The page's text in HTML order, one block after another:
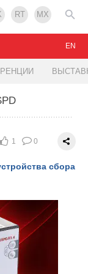
RT MX
EN
1 0
сбора
2 0
4 0
АЭС и
2 0